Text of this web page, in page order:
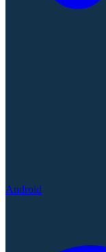
Android